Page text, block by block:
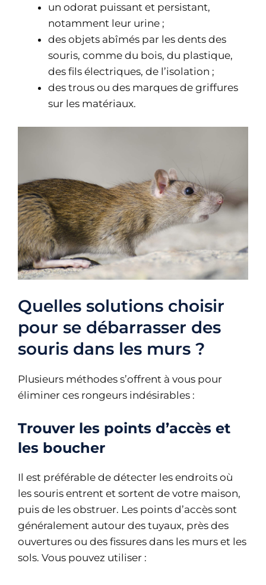
un odorat puissant et persistant,
notamment leur urine ;
des objets abîmés par les dents des
souris, comme du bois, du plastique,
des fils électriques, de l’isolation ;
des trous ou des marques de griffures
sur les matériaux.
Quelles solutions choisir
pour se débarrasser des
souris dans les murs ?
Plusieurs méthodes s’offrent à vous pour
éliminer ces rongeurs indésirables :
Trouver les points d’accès et
les boucher
Il est préférable de détecter les endroits où
les souris entrent et sortent de votre maison,
puis de les obstruer. Les points d’accès sont
généralement autour des tuyaux, près des
ouvertures ou des fissures dans les murs et les
sols. Vous pouvez utiliser :